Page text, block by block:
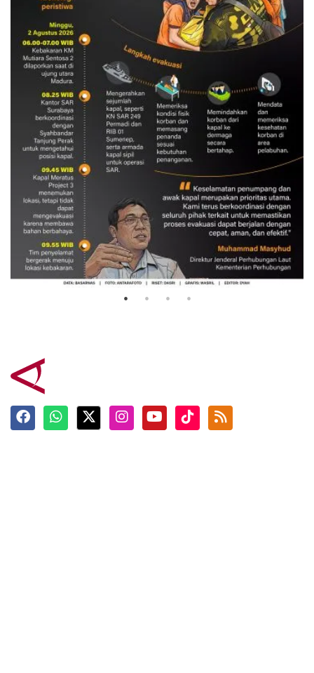
Evakuasi korban kebakaran KM
Mutiara Sentosa 2
3 Agustus 2026